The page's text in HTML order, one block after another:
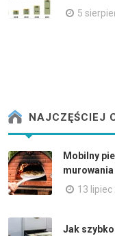
5
NAJCZĘŚCIEJ
Mobilny
murowania
13 lipiec
Jak